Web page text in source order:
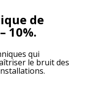
de
10%.
qui
le bruit des